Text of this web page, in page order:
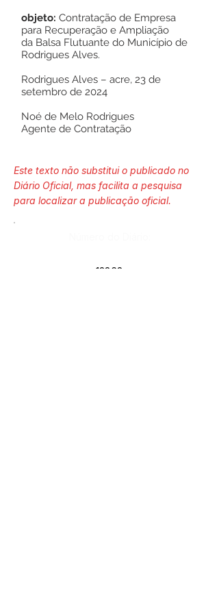
objeto: Contratação de Empresa
para Recuperação e Ampliação
da Balsa Flutuante do Município de
Rodrigues Alves.
Rodrigues Alves – acre, 23 de
setembro de 2024
Noé de Melo Rodrigues
Agente de Contratação
Este texto não substitui o publicado no
Diário Oficial, mas facilita a pesquisa
para localizar a publicação oficial.
13868